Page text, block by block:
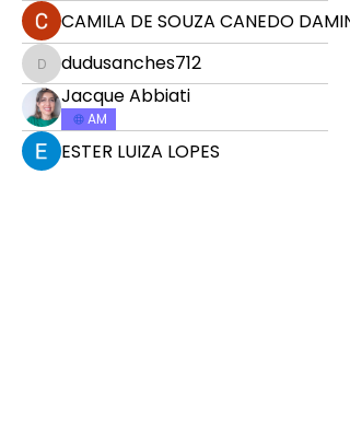
CAMILA DE SOUZA CANEDO
dudusanches712
dudusanches712
Jacque Abbiati
AM
ESTER LUIZA LOPES